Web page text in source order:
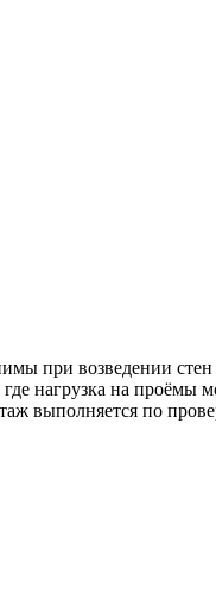
при возведении
нагрузка на
выполняется по